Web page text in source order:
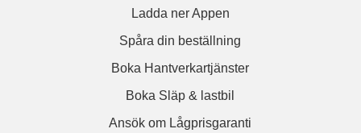
Ladda ner Appen
Spåra din beställning
Boka Hantverkartjänster
Boka Släp & lastbil
Ansök om Lågprisgaranti